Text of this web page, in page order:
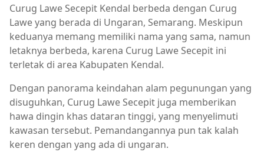
Curug Lawe Secepit Kendal berbeda dengan Curug
Lawe yang berada di Ungaran, Semarang. Meskipun
keduanya memang memiliki nama yang sama, namun
letaknya berbeda, karena Curug Lawe Secepit ini
terletak di area Kabupaten Kendal.
Dengan panorama keindahan alam pegunungan yang
disuguhkan, Curug Lawe Secepit juga memberikan
hawa dingin khas dataran tinggi, yang menyelimuti
kawasan tersebut. Pemandangannya pun tak kalah
keren dengan yang ada di ungaran.